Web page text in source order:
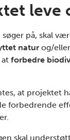
leve
søger på, skal
natur og/
forbedre
at projektet
forbedrende
skal